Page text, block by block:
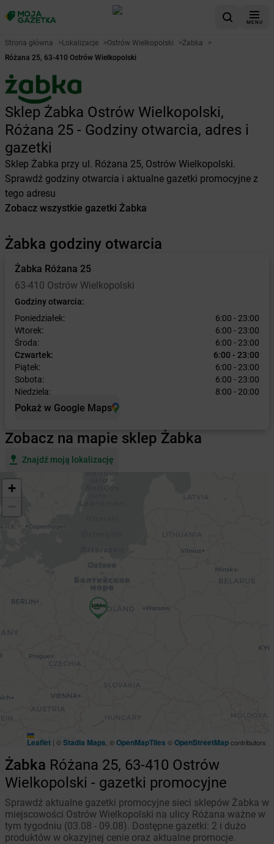
MENU
Strona główna >Lokalizacje >Ostrów Wielkopolski >Żabka
>
Różana 25, 63-410 Ostrów Wielkopolski
Sklep Żabka Ostrów Wielkopolski,
Różana 25 - Godziny otwarcia, adres i
gazetki
Sklep Żabka przy ul. Różana 25, Ostrów Wielkopolski.
Sprawdź godziny otwarcia i aktualne gazetki promocyjne z
tego adresu
Zobacz wszystkie gazetki Żabka
Żabka godziny otwarcia
Żabka Różana 25
63-410 Ostrów Wielkopolski
Godziny otwarcia:
Poniedziałek:
6:00 - 23:00
Wtorek:
6:00 - 23:00
Środa:
6:00 - 23:00
Czwartek:
6:00 - 23:00
Piątek:
6:00 - 23:00
Sobota:
6:00 - 23:00
Niedziela:
8:00 - 20:00
Pokaż w Google Maps
Zobacz na mapie sklep Żabka
Znajdź moją lokalizację
+
Leaflet | ©Stadia Maps , ©OpenMapTiles ©OpenStreetMapcontributors
Żabka Różana 25, 63-410 Ostrów
Wielkopolski - gazetki promocyjne
Sprawdź aktualne gazetki promocyjne sieci sklepów Żabka w
miejscowości Ostrów Wielkopolski na ulicy Różana ważne w
tym tygodniu (03.08 - 09.08). Dostępne gazetki: 2 i dużo
produktów w okazyjnej cenie oraz aktualne promocje.